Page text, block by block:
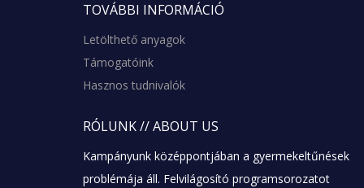
TOVÁBBI INFORMÁCIÓ
Letölthető anyagok
Támogatóink
Hasznos tudnivalók
RÓLUNK// ABOUT US
Kampányunk középpontjában a gyermekeltűnések
problémája áll. Felvilágosító programsorozatot